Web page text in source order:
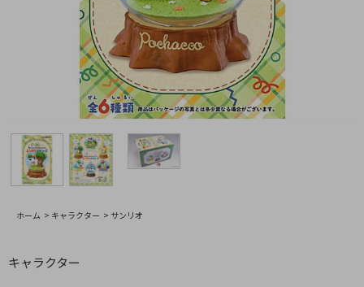
ホーム > キャラクター > サンリオ
キャラクター